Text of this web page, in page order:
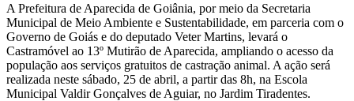
A Prefeitura de Aparecida de Goiânia, por meio da Secretaria
Municipal de Meio Ambiente e Sustentabilidade, em parceria com o
Governo de Goiás e do deputado Veter Martins, levará o
Castramóvel ao 13º Mutirão de Aparecida, ampliando o acesso da
população aos serviços gratuitos de castração animal. A ação será
realizada neste sábado, 25 de abril, a partir das 8h, na Escola
Municipal Valdir Gonçalves de Aguiar, no Jardim Tiradentes.